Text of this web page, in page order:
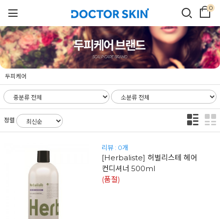
0
두피케어
정렬
리뷰 : 0개
[Herbaliste] 허벌리스테 헤어
컨디셔너 500ml
(품절)